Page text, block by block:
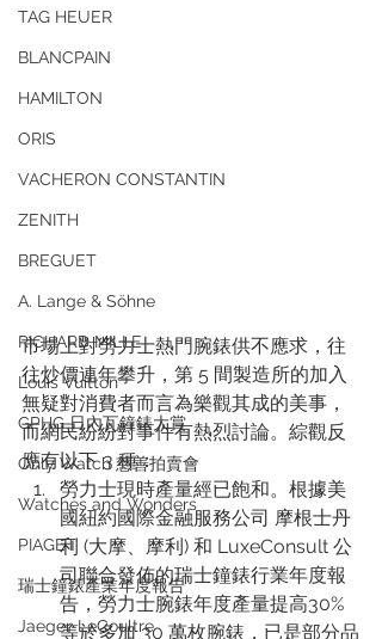
TAG HEUER
BLANCPAIN
HAMILTON
ORIS
VACHERON CONSTANTIN
ZENITH
BREGUET
A. Lange & Söhne
RICHARD MILLE
Louis Vuitton
GPHG 日內瓦鐘錶大賞
Only Watch 慈善拍賣會
Watches and Wonders
PIAGET
瑞士鐘錶產業年度報告
Jaeger-LeCoultre
市場上對勞力士熱門腕錶供不應求，往
往炒價連年攀升，第 5 間製造所的加入
無疑對消費者而言為樂觀其成的美事，
而網民紛紛對事件有熱烈討論。綜觀反
應有以下 3 種：
勞力士現時產量經已飽和。根據美
國紐約國際金融服務公司 摩根士丹
利 (大摩、摩利) 和 LuxeConsult 公
司聯合發佈的瑞士鐘錶行業年度報
告，勞力士腕錶年度產量提高30%
等於多加 30 萬枚腕錶，已是部分品